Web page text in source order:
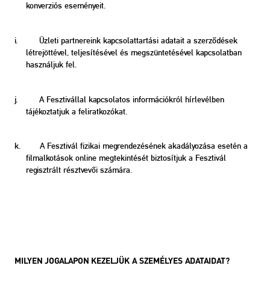
konverziós eseményeit.
i. Üzleti partnereink kapcsolattartási adatait a szerződések
létrejöttével, teljesítésével és megszüntetésével kapcsolatban
használjuk fel.
j. A Fesztivállal kapcsolatos információkról hírlevélben
tájékoztatjuk a feliratkozókat.
k. A Fesztivál fizikai megrendezésének akadályozása esetén a
filmalkotások online megtekintését biztosítjuk a Fesztivál
regisztrált résztvevői számára.
MILYEN JOGALAPON KEZELJÜK A SZEMÉLYES ADATAIDAT?